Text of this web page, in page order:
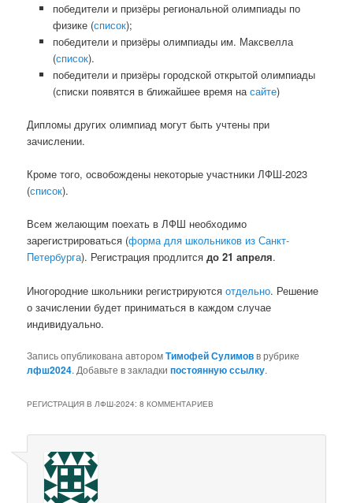
победители и призёры региональной олимпиады по
физике (список);
победители и призёры олимпиады им. Максвелла
(список).
победители и призёры городской открытой олимпиады
(списки появятся в ближайшее время насайте)
Дипломы других олимпиад могут быть учтены при
зачислении.
Кроме того, освобождены некоторые участники ЛФШ-2023
(список).
Всем желающим поехать в ЛФШ необходимо
зарегистрироваться (форма для школьников из Санкт-
Петербурга). Регистрация продлитсядо 21 апреля.
Иногородние школьники регистрируютсяотдельно. Решение
о зачислении будет приниматься в каждом случае
индивидуально.
Запись опубликована авторомТимофей Сулимовв рубрике
лфш2024. Добавьте в закладкипостоянную ссылку.
РЕГИСТРАЦИЯ В ЛФШ-2024: 8 КОММЕНТАРИЕВ